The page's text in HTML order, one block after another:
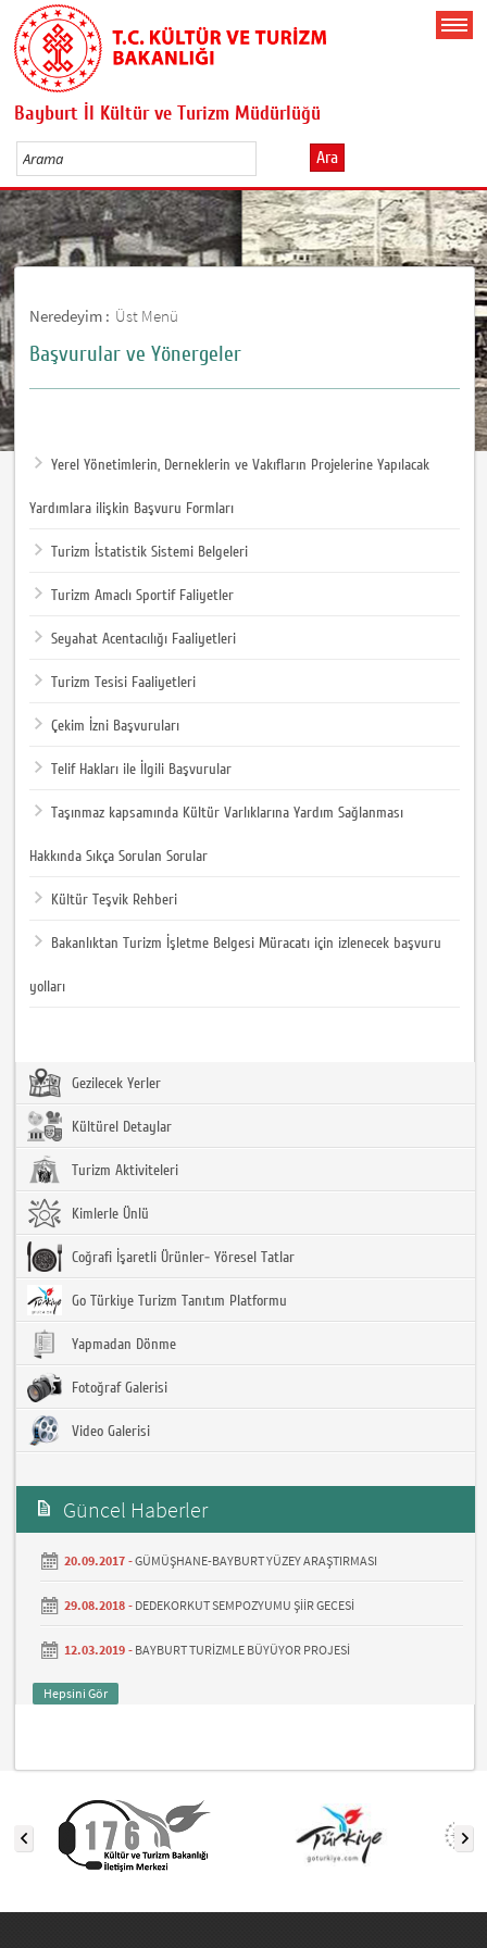
Bayburt İl Kültür ve Turizm Müdürlüğü
Ara
Neredeyim : Üst Menü
Başvurular ve Yönergeler
Yerel Yönetimlerin, Derneklerin ve Vakıfların Projelerine Yapılacak
Yardımlara ilişkin Başvuru Formları
Turizm İstatistik Sistemi Belgeleri
Turizm Amaclı Sportif Faliyetler
Seyahat Acentacılığı Faaliyetleri
Turizm Tesisi Faaliyetleri
Çekim İzni Başvuruları
Telif Hakları ile İlgili Başvurular
Taşınmaz kapsamında Kültür Varlıklarına Yardım Sağlanması
Hakkında Sıkça Sorulan Sorular
Kültür Teşvik Rehberi
Bakanlıktan Turizm İşletme Belgesi Müracatı için izlenecek başvuru
yolları
Gezilecek Yerler
Kültürel Detaylar
Turizm Aktiviteleri
Kimlerle Ünlü
Coğrafi İşaretli Ürünler- Yöresel Tatlar
Go Türkiye Turizm Tanıtım Platformu
Yapmadan Dönme
Fotoğraf Galerisi
Video Galerisi
Güncel Haberler
20.09.2017 -GÜMÜŞHANE-BAYBURT YÜZEY ARAŞTIRMASI
29.08.2018 - DEDEKORKUT SEMPOZYUMU ŞİİR GECESİ
12.03.2019 - BAYBURT TURİZMLE BÜYÜYOR PROJESİ
Hepsini Gör